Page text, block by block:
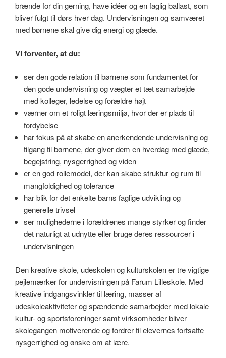
brænde for din gerning, have idéer og en faglig ballast, som
bliver fulgt til dørs hver dag. Undervisningen og samværet
med børnene skal give dig energi og glæde.
Vi forventer, at du:
ser den gode relation til børnene som fundamentet for
den gode undervisning og vægter et tæt samarbejde
med kolleger, ledelse og forældre højt
værner om et roligt læringsmiljø, hvor der er plads til
fordybelse
har fokus på at skabe en anerkendende undervisning og
tilgang til børnene, der giver dem en hverdag med glæde,
begejstring, nysgerrighed og viden
er en god rollemodel, der kan skabe struktur og rum til
mangfoldighed og tolerance
har blik for det enkelte barns faglige udvikling og
generelle trivsel
ser mulighederne i forældrenes mange styrker og finder
det naturligt at udnytte eller bruge deres ressourcer i
undervisningen
Den kreative skole, udeskolen og kulturskolen er tre vigtige
pejlemærker for undervisningen på Farum Lilleskole. Med
kreative indgangsvinkler til læring, masser af
udeskoleaktiviteter og spændende samarbejder med lokale
kultur- og sportsforeninger samt virksomheder bliver
skolegangen motiverende og fordrer til elevernes fortsatte
nysgerrighed og ønske om at lære.